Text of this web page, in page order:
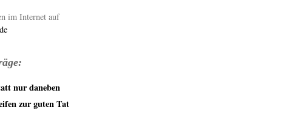
im Internet auf
nur daneben
zur guten Tat